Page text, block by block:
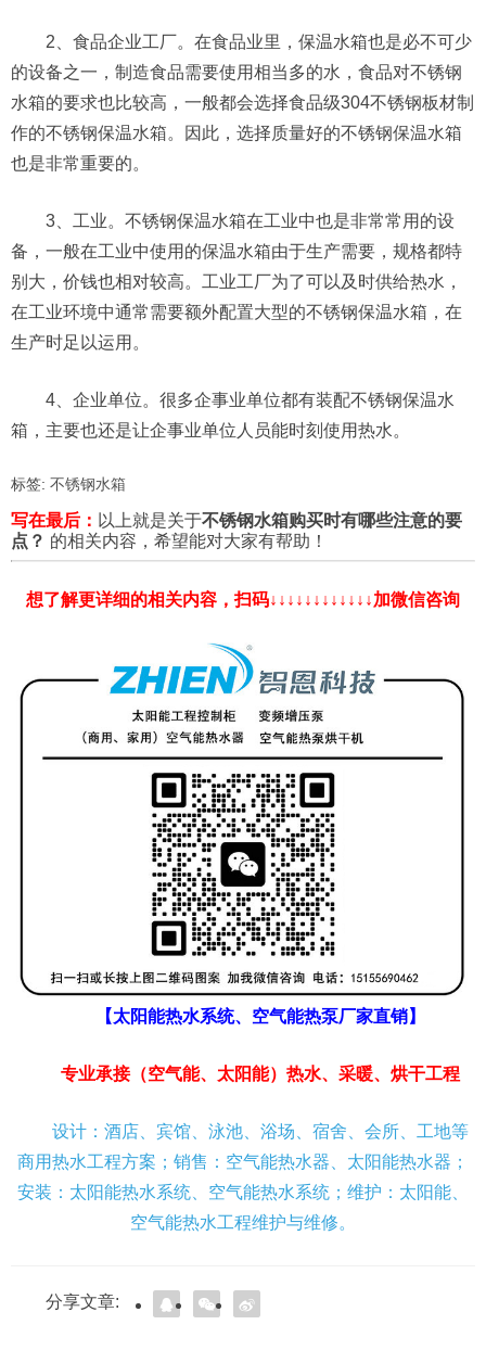
2、食品企业工厂。在食品业里，保温水箱也是必不可少
的设备之一，制造食品需要使用相当多的水，食品对不锈钢
水箱的要求也比较高，一般都会选择食品级304不锈钢板材制
作的不锈钢保温水箱。因此，选择质量好的不锈钢保温水箱
也是非常重要的。
3、工业。不锈钢保温水箱在工业中也是非常常用的设
备，一般在工业中使用的保温水箱由于生产需要，规格都特
别大，价钱也相对较高。工业工厂为了可以及时供给热水，
在工业环境中通常需要额外配置大型的不锈钢保温水箱，在
生产时足以运用。
4、企业单位。很多企事业单位都有装配不锈钢保温水
箱，主要也还是让企事业单位人员能时刻使用热水。
标签: 不锈钢水箱
写在最后： 以上就是关于不锈钢水箱购买时有哪些注意的要
点？ 的相关内容，希望能对大家有帮助！
想了解更详细的相关内容，扫码↓↓↓↓↓↓↓↓↓↓↓↓加微信咨询
【太阳能热水系统、空气能热泵厂家直销】
专业承接（空气能、太阳能）热水、采暖、烘干工程
设计：酒店、宾馆、泳池、浴场、宿舍、会所、工地等
商用热水工程方案；销售：空气能热水器、太阳能热水器；
安装：太阳能热水系统、空气能热水系统；维护：太阳能、
空气能热水工程维护与维修。
分享文章: